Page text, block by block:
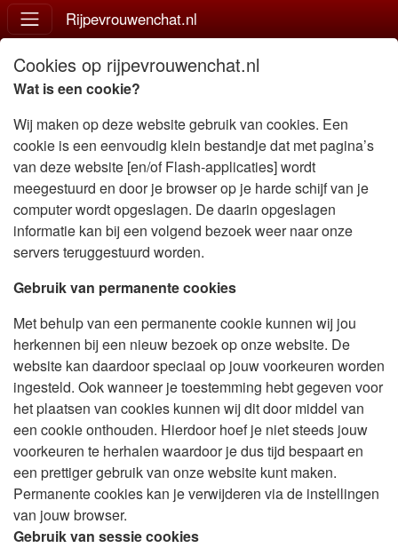
Rijpevrouwenchat.nl
Cookies op rijpevrouwenchat.nl
Wat is een cookie?
Wij maken op deze website gebruik van cookies. Een
cookie is een eenvoudig klein bestandje dat met pagina’s
van deze website [en/of Flash-applicaties] wordt
meegestuurd en door je browser op je harde schijf van je
computer wordt opgeslagen. De daarin opgeslagen
informatie kan bij een volgend bezoek weer naar onze
servers teruggestuurd worden.
Gebruik van permanente cookies
Met behulp van een permanente cookie kunnen wij jou
herkennen bij een nieuw bezoek op onze website. De
website kan daardoor speciaal op jouw voorkeuren worden
ingesteld. Ook wanneer je toestemming hebt gegeven voor
het plaatsen van cookies kunnen wij dit door middel van
een cookie onthouden. Hierdoor hoef je niet steeds jouw
voorkeuren te herhalen waardoor je dus tijd bespaart en
een prettiger gebruik van onze website kunt maken.
Permanente cookies kan je verwijderen via de instellingen
van jouw browser.
Gebruik van sessie cookies